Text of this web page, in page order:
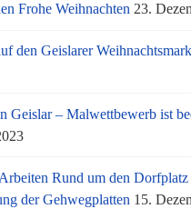
Frohe Weihnachten 23.
den Geislarer
Geislar – Malwettbewerb ist
Rund um den Dorfplatz
der Gehwegplatten 15.